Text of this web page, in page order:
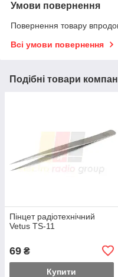
Умови повернення
Повернення товару
Всі умови повернення
Подібні товари
Пінцет радіотехнічний
Vetus TS-11
69 ₴
Купити